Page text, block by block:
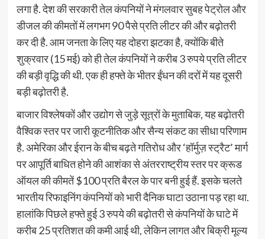
लगा है. देश की सरकारी तेल कंपनियों ने मंगलवार सुबह पेट्रोल और
डीजल की कीमतों में लगभग 90 पैसे प्रति लीटर की और बढ़ोतरी
कर दी है. आम जनता के लिए यह दोहरा झटका है, क्योंकि बीते
शुक्रवार (15 मई) को ही तेल कंपनियों ने करीब 3 रुपये प्रति लीटर
की बड़ी वृद्धि की थी. एक ही हफ्ते के भीतर ईंधन की दरों में यह दूसरी
बड़ी बढ़ोतरी है.
बाजार विश्लेषकों और उद्योग से जुड़े सूत्रों के मुताबिक, यह बढ़ोतरी
वैश्विक स्तर पर जारी कूटनीतिक और सैन्य संकट का सीधा परिणाम
है. अमेरिका और ईरान के बीच बढ़ते गतिरोध और ‘हॉर्मुज़ स्ट्रैट’ मार्ग
पर आपूर्ति बाधित होने की आशंका से अंतरराष्ट्रीय स्तर पर क्रूड
ऑयल की कीमतें $100 प्रति बैरल के पार बनी हुई हैं. इसके चलते
भारतीय रिफाइनिंग कंपनियों को भारी दैनिक घाटा उठाना पड़ रहा था.
हालांकि पिछले हफ्ते हुई 3 रुपये की बढ़ोतरी से कंपनियों के घाटे में
करीब 25 प्रतिशत की कमी आई थी, लेकिन लागत और बिक्री मूल्य